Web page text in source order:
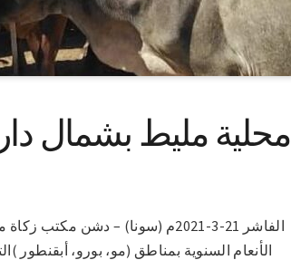
محلية مليط بشمال
الفاشر 21-3-2021م (سونا) – دشن
الأنعام السنوية بمناطق (مو، بورو، أبقنطور